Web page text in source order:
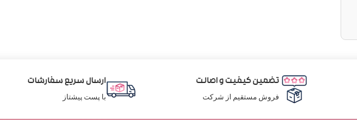
تضمین کیفیت و اصالت
فروش مستقیم از شرکت
ارسال سریع سفارشات
با پست پیشتاز